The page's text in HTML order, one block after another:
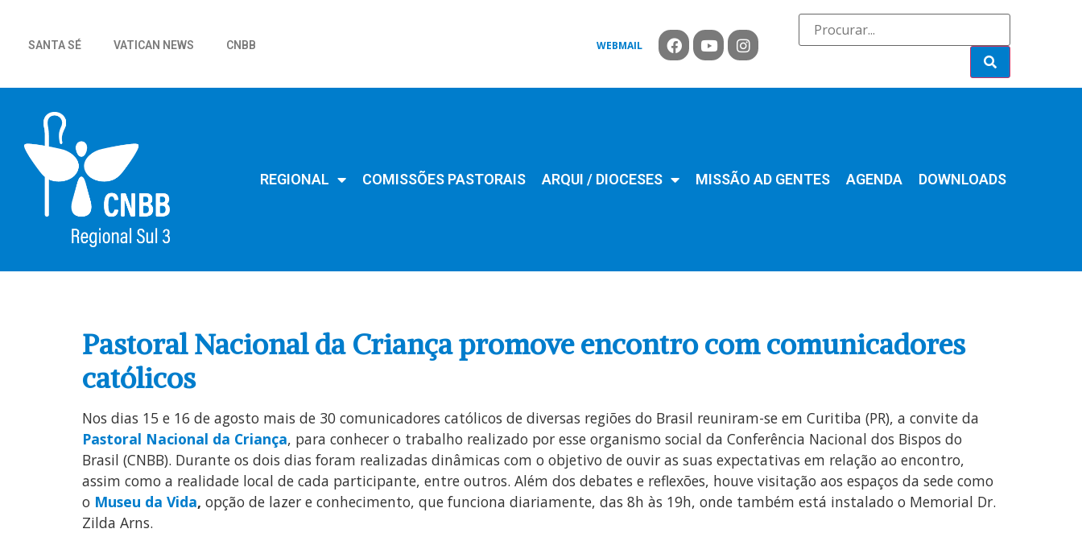
SANTA SÉ VATICAN NEWS CNBB WEBMAIL
REGIONAL COMISSÕES PASTORAIS ARQUI / DIOCESES MISSÃO AD GENTES AGENDA DOWNLOADS
Pastoral Nacional da Criança promove encontro com comunicadores
católicos
Nos dias 15 e 16 de agosto ­­mais de 30 comunicadores católicos de diversas regiões do Brasil reuniram-se em Curitiba (PR), a convite da
Pastoral Nacional da Criança, para conhecer o trabalho realizado por esse organismo social da Conferência Nacional dos Bispos do
Brasil (CNBB). Durante os dois dias foram realizadas dinâmicas com o objetivo de ouvir as suas expectativas em relação ao encontro,
assim como a realidade local de cada participante, entre outros. Além dos debates e reflexões, houve visitação aos espaços da sede como
o Museu da Vida, opção de lazer e conhecimento, que funciona diariamente, das 8h às 19h, onde também está instalado o Memorial Dr.
Zilda Arns.